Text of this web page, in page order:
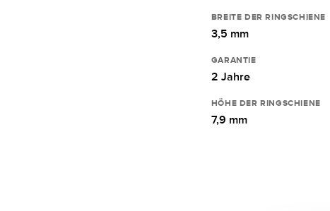
BREITE DER RINGSCHIENE
3,5 mm
GARANTIE
2 Jahre
HÖHE DER RINGSCHIENE
7,9 mm